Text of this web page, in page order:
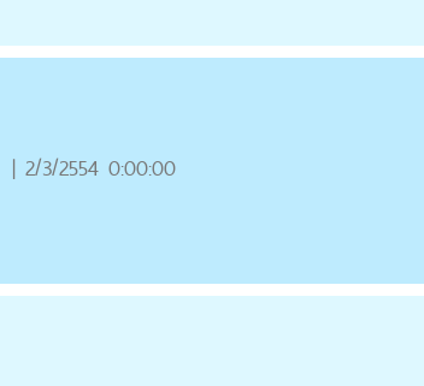
| 2/3/2554 0:00:00